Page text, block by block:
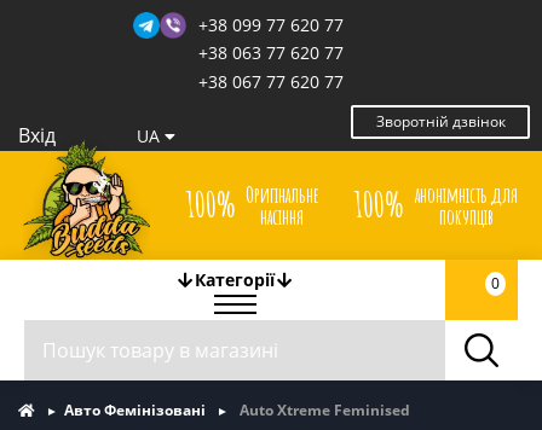
+38 099 77 620 77
+38 063 77 620 77
+38 067 77 620 77
Зворотній дзвінок
Вхід UA
100% Оригінальне
насіння
100% анонімність для
покупців
Категорії 0
Авто Фемінізовані Auto Xtreme Feminised